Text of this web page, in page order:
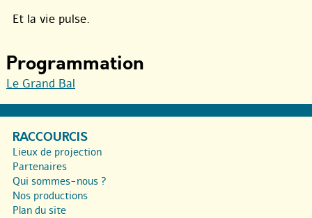
Et la vie pulse.
Programmation
Le Grand Bal
RACCOURCIS
Lieux de projection
Partenaires
Qui sommes-nous ?
Nos productions
Plan du site